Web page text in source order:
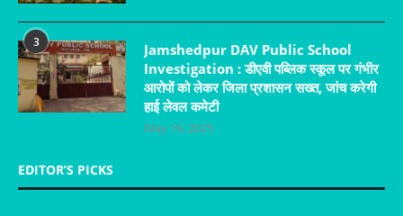
3
Jamshedpur DAV Public School
Investigation : डीएवी पब्लिक स्कूल पर गंभीर
आरोपों को लेकर जिला प्रशासन सख्त, जांच करेगी
हाई लेवल कमेटी
May 19, 2025
EDITOR’S PICKS